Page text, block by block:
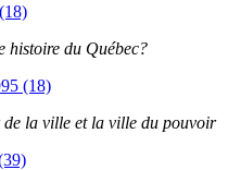
histoire du Québec?
(18)
la ville et la ville du pouvoir